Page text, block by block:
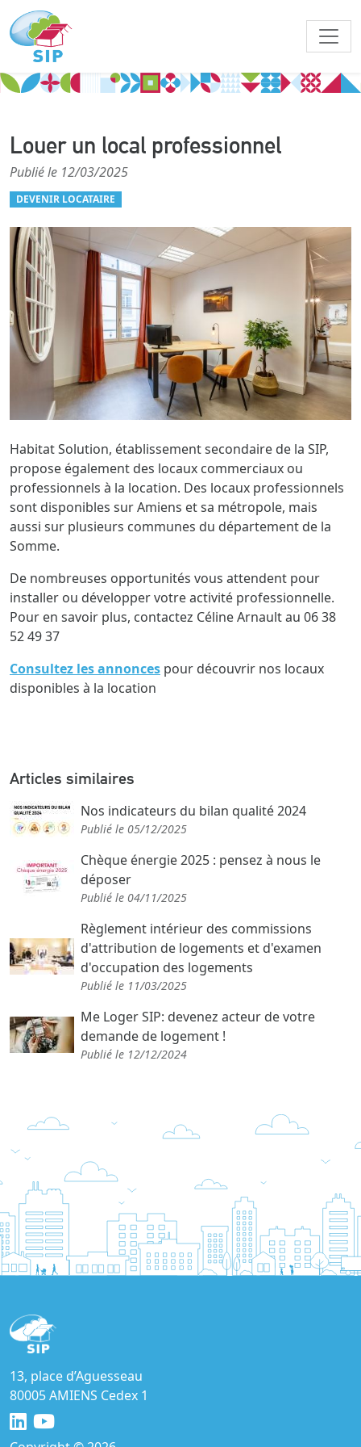
Louer un local professionnel
Publié le 12/03/2025
DEVENIR LOCATAIRE
Habitat Solution, établissement secondaire de la SIP,
propose également des locaux commerciaux ou
professionnels à la location. Des locaux professionnels
sont disponibles sur Amiens et sa métropole, mais
aussi sur plusieurs communes du département de la
Somme.
De nombreuses opportunités vous attendent pour
installer ou développer votre activité professionnelle.
Pour en savoir plus, contactez Céline Arnault au 06 38
52 49 37
Consultez les annonces pour découvrir nos locaux
disponibles à la location
Articles similaires
Nos indicateurs du bilan qualité 2024
Publié le 05/12/2025
Chèque énergie 2025 : pensez à nous le
déposer
Publié le 04/11/2025
Règlement intérieur des commissions
d'attribution de logements et d'examen
d'occupation des logements
Publié le 11/03/2025
Me Loger SIP: devenez acteur de votre
demande de logement !
Publié le 12/12/2024
13, place d’Aguesseau
80005 AMIENS Cedex 1